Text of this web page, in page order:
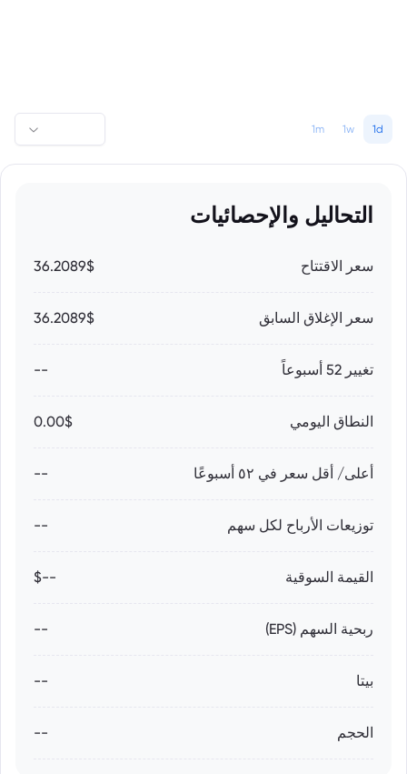
1d
1w
1m
التحاليل والإحصائيات
سعر الاقتتاح 36.2089$
سعر الإغلاق السابق 36.2089$
تغيير 52 أسبوعاً --
النطاق اليومي 0.00$
أعلى/ أقل سعر في ٥٢ أسبوعًا --
توزيعات الأرباح لكل سهم --
القيمة السوقية --$
ربحية السهم (EPS) --
بيتا --
الحجم --